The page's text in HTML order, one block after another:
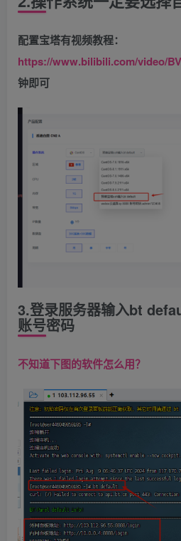
配置宝塔有视频教程：
https://www.bilibili.com/video/
钟即可
3.登录服务器输入bt
账号密码
不知道下图的软件怎么用？